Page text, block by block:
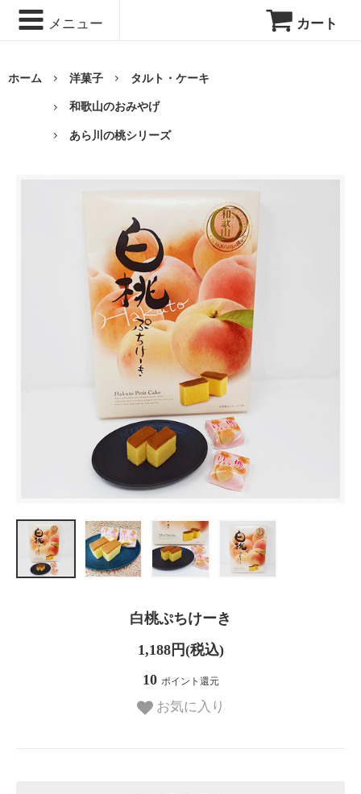
メニュー カート
ホーム 洋菓子 タルト・ケーキ
和歌山のおみやげ
あら川の桃シリーズ
白桃ぷちけーき
1,188円(税込)
10 ポイント還元
お気に入り